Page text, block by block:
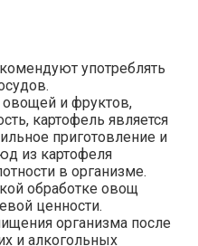
употреблять
овощей и фруктов,
картофель является
приготовление и
из картофеля
в организме.
обработке овощ
ценности.
организма после
и алкогольных